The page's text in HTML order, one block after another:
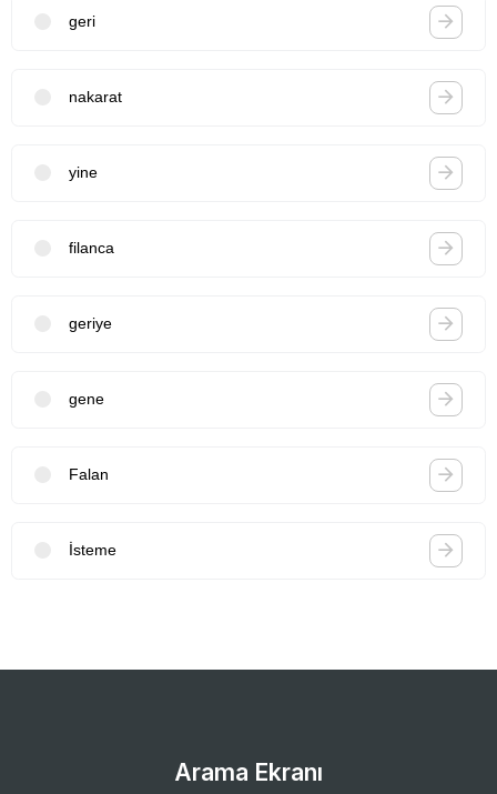
geri
nakarat
yine
filanca
geriye
gene
Falan
İsteme
Arama Ekranı